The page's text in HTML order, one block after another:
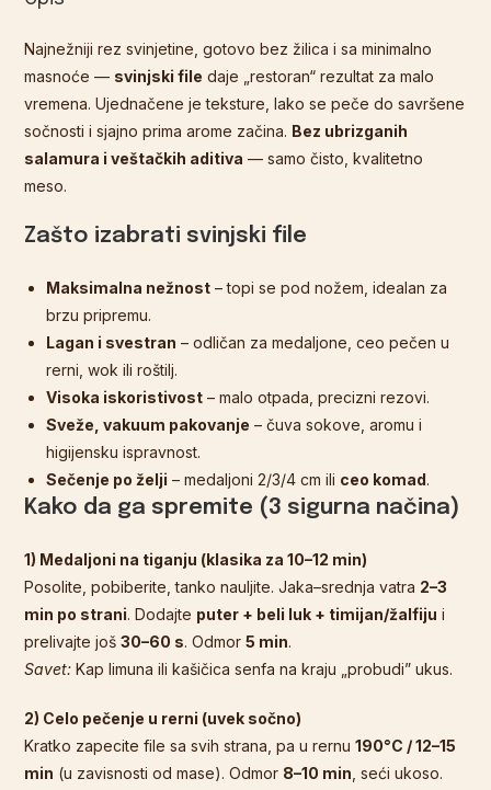
Najnežniji rez svinjetine, gotovo bez žilica i sa minimalno
masnoće — svinjski file daje „restoran“ rezultat za malo
vremena. Ujednačene je teksture, lako se peče do savršene
sočnosti i sjajno prima arome začina. Bez ubrizganih
salamura i veštačkih aditiva — samo čisto, kvalitetno
meso.
Zašto izabrati svinjski file
Maksimalna nežnost – topi se pod nožem, idealan za
brzu pripremu.
Lagan i svestran – odličan za medaljone, ceo pečen u
rerni, wok ili roštilj.
Visoka iskoristivost – malo otpada, precizni rezovi.
Sveže, vakuum pakovanje – čuva sokove, aromu i
higijensku ispravnost.
Sečenje po želji – medaljoni 2/3/4 cm ili ceo komad.
Kako da ga spremite (3 sigurna načina)
1) Medaljoni na tiganju (klasika za 10–12 min)
Posolite, pobiberite, tanko nauljite. Jaka–srednja vatra 2–3
min po strani. Dodajte puter + beli luk + timijan/žalfiju i
prelivajte još30–60 s. Odmor5 min.
Savet: Kap limuna ili kašičica senfa na kraju „probudi” ukus.
2) Celo pečenje u rerni (uvek sočno)
Kratko zapecite file sa svih strana, pa u rernu190°C / 12–15
min (u zavisnosti od mase). Odmor 8–10 min , seći ukoso.